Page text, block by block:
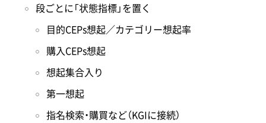
段ごとに「状態指標」を置く
目的CEPs想起／カテゴリー想起率
購入CEPs想起
想起集合入り
第一想起
指名検索・購買など（KGIに接続）